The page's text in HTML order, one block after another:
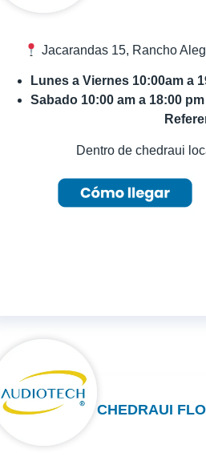
Jacarandas 15, Rancho
Lunes a Viernes 10:00am a
Sabado 10:00 am a 18:00 pm
Dentro de chedraui
CHEDRAUI